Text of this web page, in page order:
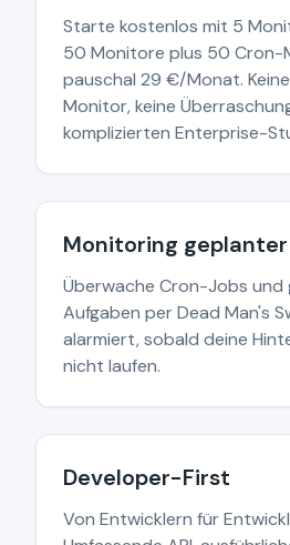
Starte kostenlos mit 5
50 Monitore plus 50 Cron-
pauschal 29 €/Monat.
Monitor, keine
komplizierten Enterprise-
Monitoring
Überwache Cron-Jobs und
Aufgaben per Dead Man's
alarmiert, sobald deine
nicht laufen.
Developer-First
Von Entwicklern für